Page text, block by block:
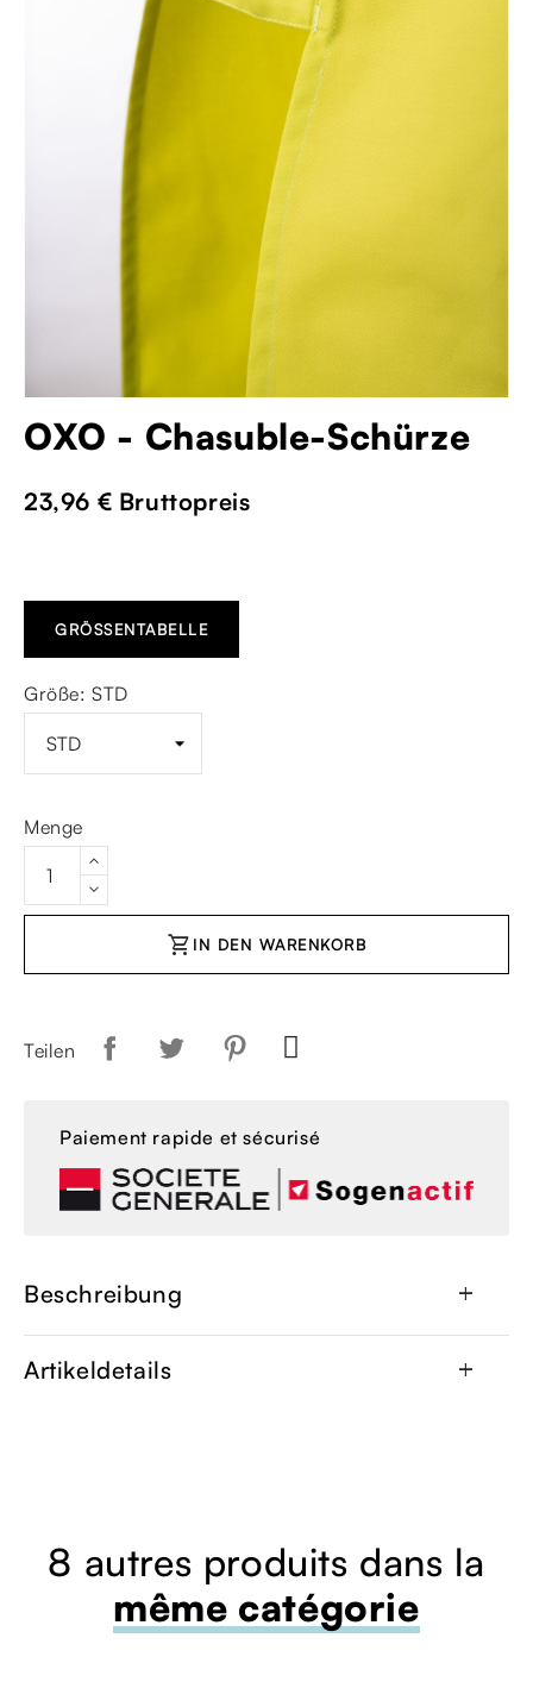
OXO - Chasuble-Schürze
23,96 € Bruttopreis
GRÖSSENTABELLE
Größe: STD
Menge
shopping_cart IN DEN WARENKORB
Teilen
Paiement rapide et sécurisé
Beschreibung add
Artikeldetails add
8 autres produits dans la
même catégorie